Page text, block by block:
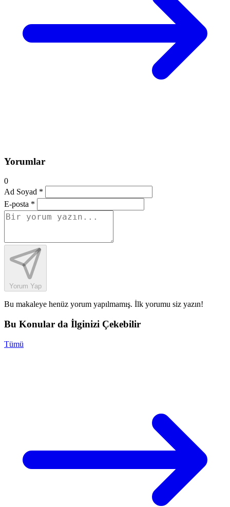
Yorumlar
0
Ad Soyad *
E-posta *
Yorum Yap
Bu makaleye henüz yorum yapılmamış. İlk yorumu siz yazın!
Bu Konular da İlginizi Çekebilir
Tümü